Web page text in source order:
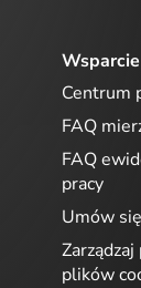
Wsparcie
Centrum
FAQ
FAQ
pracy
Umów
plików